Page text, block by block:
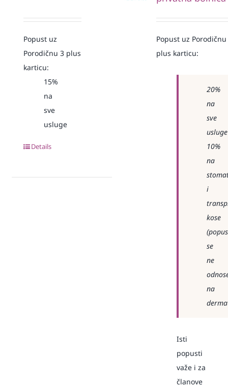
Popust uz
Porodičnu 3 plus
karticu:
15%
na
sve
usluge
Details
Popust uz Porodičnu
plus karticu:
20%
na
sve
usluge
10%
na
i
kose
se
ne
na
Isti
popusti
važe i za
članove